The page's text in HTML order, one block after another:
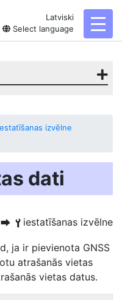
Latviski
Select language
izvēlne
dati
U B iestatīšanas izvēlne
ja ir pievienota GNSS
atrašanās vietas
vietas datus.